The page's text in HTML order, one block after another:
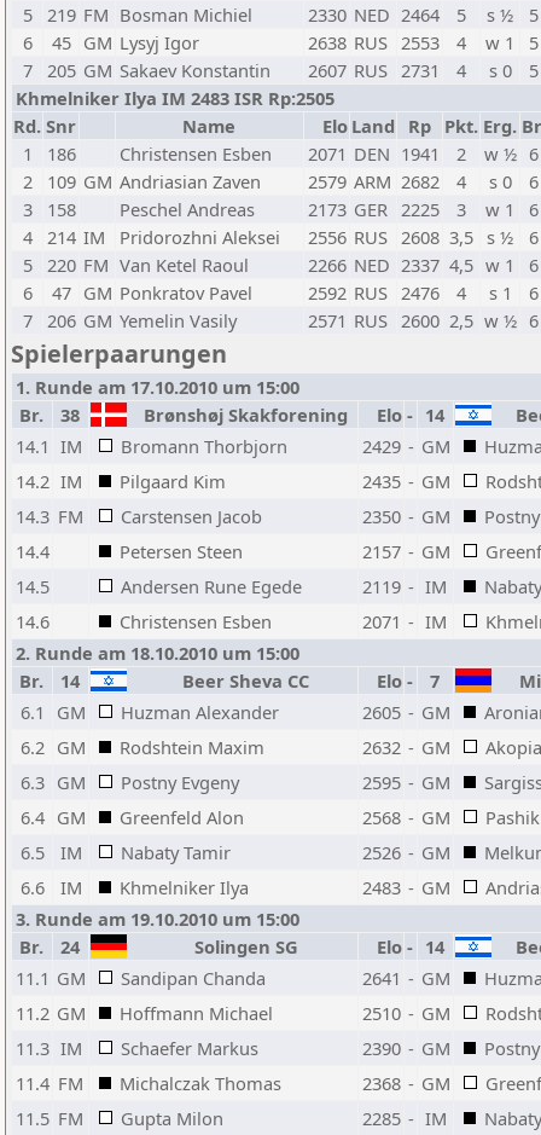
5 219 FM Bosman Michiel 2330 NED 2464 5 s ½
5
6
45 GM Lysyj Igor 2638 RUS 2553 4 w 1
5
7 205 GM Sakaev Konstantin 2607 RUS 2731 4 s 0
5
Khmelniker Ilya IM 2483 ISR Rp:2505
Rd. Snr Name Elo Land Rp Pkt. Erg.
1
186 Christensen Esben 2071 DEN 1941 2 w ½ 6
2
109 GM Andriasian Zaven 2579 ARM 2682 4 s 0
6
3
158 Peschel Andreas 2173 GER 2225 3 w 1
6
4 214 IM Pridorozhni Aleksei 2556 RUS 2608 3,5 s ½
6
5 220 FM Van Ketel Raoul 2266 NED 2337 4,5 w 1
6
6
47 GM Ponkratov Pavel 2592 RUS 2476 4 s 1
6
7 206 GM Yemelin Vasily 2571 RUS 2600 2,5 w ½ 6
Spielerpaarungen
1. Runde am 17.10.2010 um 15:00
Br.
38 Brønshøj Skakforening Elo - 14
14.1 IM Bromann Thorbjorn 2429 - GM
14.2 IM Pilgaard Kim 2435 - GM
14.3 FM Carstensen Jacob 2350 - GM
14.4
Petersen Steen 2157 - GM
14.5
Andersen Rune Egede 2119 - IM
14.6
Christensen Esben 2071 - IM
2. Runde am 18.10.2010 um 15:00
Br.
14 Beer Sheva CC Elo - 7
6.1
GM Huzman Alexander 2605 - GM
6.2 GM Rodshtein Maxim 2632 - GM
6.3 GM Postny Evgeny 2595 - GM
6.4 GM Greenfeld Alon 2568 - GM
6.5
IM Nabaty Tamir 2526 - GM
6.6
IM Khmelniker Ilya 2483 - GM
3. Runde am 19.10.2010 um 15:00
Br.
24 Solingen SG Elo - 14
11.1 GM Sandipan Chanda 2641 - GM
11.2 GM Hoffmann Michael 2510 - GM
11.3 IM Schaefer Markus 2390 - GM
11.4 FM Michalczak Thomas 2368 - GM
11.5 FM Gupta Milon 2285 - IM